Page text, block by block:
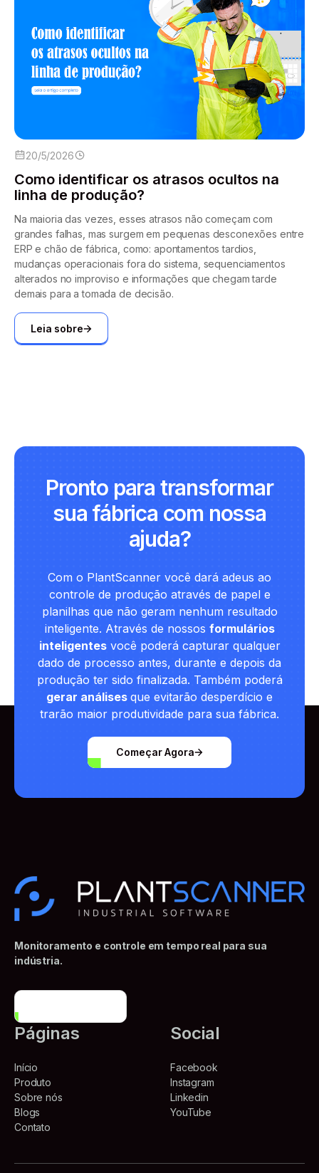
20/5/2026
Como identificar os atrasos ocultos na
linha de produção?
Na maioria das vezes, esses atrasos não começam com
grandes falhas, mas surgem em pequenas desconexões entre
ERP e chão de fábrica, como: apontamentos tardios,
mudanças operacionais fora do sistema, sequenciamentos
alterados no improviso e informações que chegam tarde
demais para a tomada de decisão.
Leia sobre
Pronto para transformar
sua fábrica com nossa
ajuda?
Com o PlantScanner você dará adeus ao
controle de produção através de papel e
planilhas que não geram nenhum resultado
inteligente. Através de nossos formulários
inteligentesvocê poderá capturar qualquer
dado de processo antes, durante e depois da
produção ter sido finalizada. Também poderá
gerar análises que evitarão desperdício e
trarão maior produtividade para sua fábrica.
Começar Agora
Monitoramento e controle em tempo real para sua
indústria.
Páginas
Início
Produto
Sobre nós
Blogs
Contato
Social
Facebook
Instagram
Linkedin
YouTube